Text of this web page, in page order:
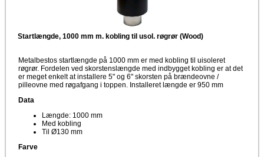
Startlængde, 1000 mm m. kobling til usol. røgrør (Wood)
Metalbestos startlængde på 1000 mm er med kobling til uisoleret
røgrør. Fordelen ved skorstenslængde med indbygget kobling er at det
er meget enkelt at installere 5" og 6" skorsten på brændeovne /
pilleovne med røgafgang i toppen. Installeret længde er 950 mm
Data
Længde: 1000 mm
Med kobling
Til Ø130 mm
Farve